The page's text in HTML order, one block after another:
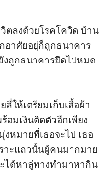
ตลงด้วยโรคโควิด บ้าน
อาศัยอยู่ก็ถูกธนาคาร
งถูกธนาคารยึดไปหมด
ให้เตรียมเก็บเสื้อผ้า
อมเงินติดตัวอีกเพียง
หมายที่เธอจะไป เธอ
าะแถวนั้นผู้คนมากมาย
ได้หาลู่ทางทำมาหากิน